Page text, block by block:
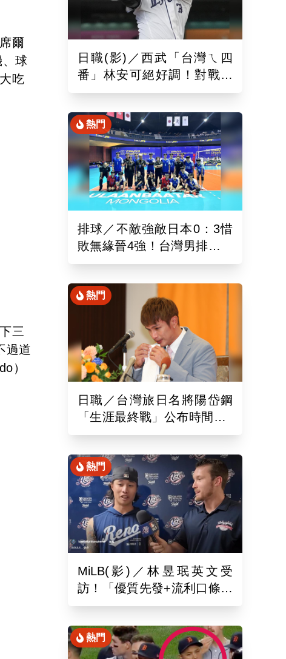
爾
球
吃
三
過道
）
日職(影)／西武「台灣ㄟ四
番」林安可絕好調！對戰軟
銀敲二壘長打連2場敲安
熱門
排球／不敵強敵日本0：3惜
敗無緣晉4強！台灣男排亞洲
東區排球錦標賽續拚最佳名
熱門
日職／台灣旅日名將陽岱鋼
「生涯最終戰」公布時間！9
月26於新潟主場舉辦引退儀
熱門
MiLB(影)／林昱珉英文受
訪！「優質先發+流利口條」
被讚爆 網：有Ray的感覺
熱門